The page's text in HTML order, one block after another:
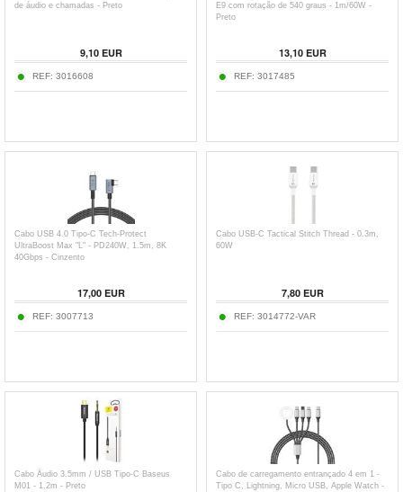
de áudio e chamadas - Preto
9,10EUR
REF: 3016608
E9 com rotação de 540 graus - 1m/60W -
Preto
13,10EUR
REF: 3017485
Cabo USB 4.0 Tipo-C Tech-Protect
UltraBoost Max "L" - PD240W, 1.5m, 8K
40Gbps - Cinzento
17,00EUR
REF: 3007713
Cabo USB-C Tactical Stitch Thread - 0.3m,
60W
7,80EUR
REF: 3014772-VAR
Cabo Áudio 3.5mm / USB Tipo-C Baseus
M01 - 1.2m - Preto
Cabo de carregamento entrançado 4 em 1 -
Tipo C, Lightning, Micro USB, Apple Watch -